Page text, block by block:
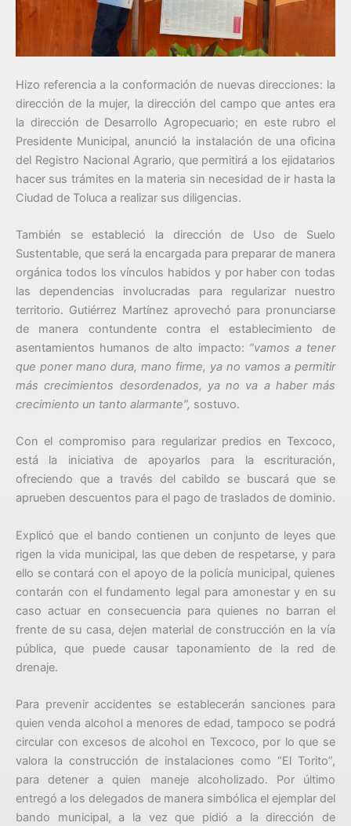
Hizo referencia a la conformación de nuevas direcciones: la
dirección de la mujer, la dirección del campo que antes era
la dirección de Desarrollo Agropecuario; en este rubro el
Presidente Municipal, anunció la instalación de una oficina
del Registro Nacional Agrario, que permitirá a los ejidatarios
hacer sus trámites en la materia sin necesidad de ir hasta la
Ciudad de Toluca a realizar sus diligencias.
También se estableció la dirección de Uso de Suelo
Sustentable, que será la encargada para preparar de manera
orgánica todos los vínculos habidos y por haber con todas
las dependencias involucradas para regularizar nuestro
territorio. Gutiérrez Martínez aprovechó para pronunciarse
de manera contundente contra el establecimiento de
asentamientos humanos de alto impacto: “vamos a tener
que poner mano dura, mano firme, ya no vamos a permitir
más crecimientos desordenados, ya no va a haber más
crecimiento un tanto alarmante”, sostuvo.
Con el compromiso para regularizar predios en Texcoco,
está la iniciativa de apoyarlos para la escrituración,
ofreciendo que a través del cabildo se buscará que se
aprueben descuentos para el pago de traslados de dominio.
Explicó que el bando contienen un conjunto de leyes que
rigen la vida municipal, las que deben de respetarse, y para
ello se contará con el apoyo de la policía municipal, quienes
contarán con el fundamento legal para amonestar y en su
caso actuar en consecuencia para quienes no barran el
frente de su casa, dejen material de construcción en la vía
pública, que puede causar taponamiento de la red de
drenaje.
Para prevenir accidentes se establecerán sanciones para
quien venda alcohol a menores de edad, tampoco se podrá
circular con excesos de alcohol en Texcoco, por lo que se
valora la construcción de instalaciones como “El Torito”,
para detener a quien maneje alcoholizado. Por último
entregó a los delegados de manera simbólica el ejemplar del
bando municipal, a la vez que pidió a la dirección de